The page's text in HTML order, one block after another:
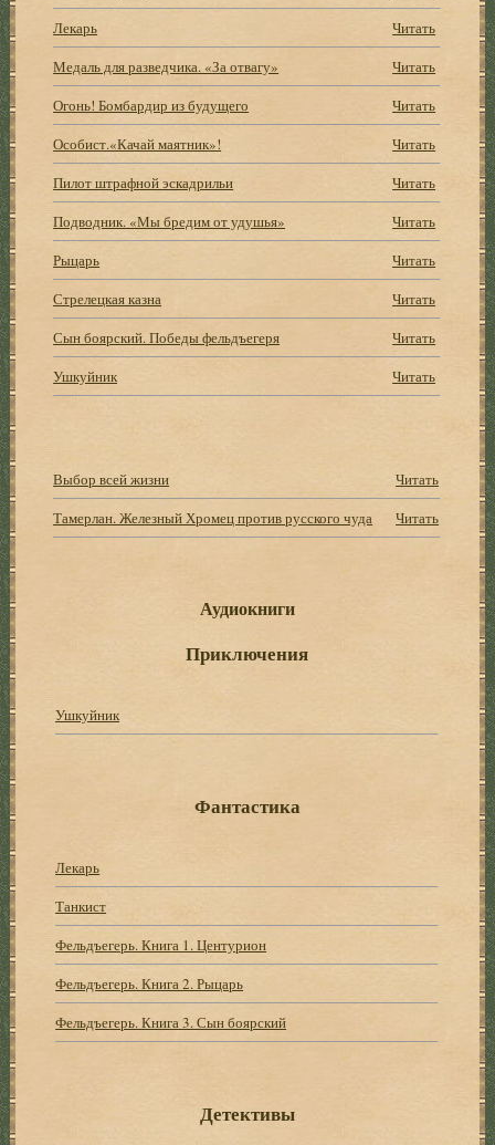
Лекарь
Читать
Медаль для разведчика. «За отвагу»
Читать
Огонь! Бомбардир из будущего
Читать
Особист.«Качай маятник»!
Читать
Пилот штрафной эскадрильи
Читать
Подводник. «Мы бредим от удушья»
Читать
Рыцарь
Читать
Стрелецкая казна
Читать
Сын боярский. Победы фельдъегеря
Читать
Ушкуйник
Читать
Выбор всей жизни
Читать
Тамерлан. Железный Хромец против русского чуда
Читать
Аудиокниги
Приключения
Ушкуйник
Фантастика
Лекарь
Танкист
Фельдъегерь. Книга 1. Центурион
Фельдъегерь. Книга 2. Рыцарь
Фельдъегерь. Книга 3. Сын боярский
Детективы